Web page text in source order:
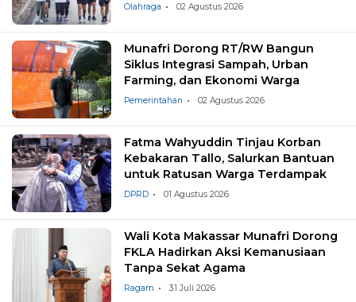
Olahraga 02 Agustus 2026
Munafri Dorong RT/RW Bangun
Siklus Integrasi Sampah, Urban
Farming, dan Ekonomi Warga
Pemerintahan 02 Agustus 2026
Fatma Wahyuddin Tinjau Korban
Kebakaran Tallo, Salurkan Bantuan
untuk Ratusan Warga Terdampak
DPRD 01 Agustus 2026
Wali Kota Makassar Munafri Dorong
FKLA Hadirkan Aksi Kemanusiaan
Tanpa Sekat Agama
Ragam 31 Juli 2026